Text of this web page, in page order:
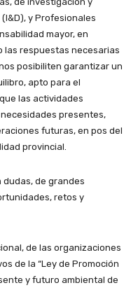
y Profesionales
mayor, en
las respuestas necesarias
posibiliten garantizar un
apto para el
las actividades
presentes,
futuras, en pos del
provincial.
dudas, de grandes
retos y
de las organizaciones
de la “Ley de Promoción
y futuro ambiental de